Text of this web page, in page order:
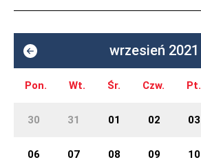
wrzesień 2021
Pon. Wt. Śr. Czw. Pt.
30 31 01 02 03
06 07 08 09 10